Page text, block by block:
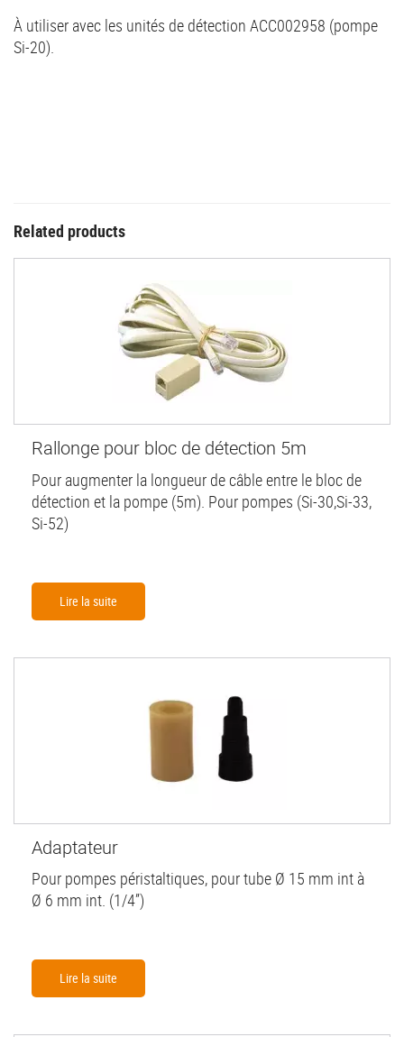
À utiliser avec les unités de détection ACC002958 (pompe
Si-20).
Related products
Rallonge pour bloc de détection 5m
Pour augmenter la longueur de câble entre le bloc de
détection et la pompe (5m). Pour pompes (Si-30,Si-33,
Si-52)
Lire la suite
Adaptateur
Pour pompes péristaltiques, pour tube Ø 15 mm int à
Ø 6 mm int. (1/4”)
Lire la suite